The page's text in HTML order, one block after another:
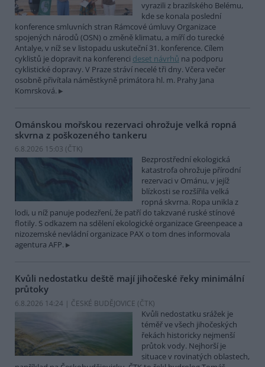
vyrazili z brazilského Belému,
kde se konala poslední
konference smluvních stran Rámcové úmluvy Organizace
spojených národů (OSN) o změně klimatu, a míří do turecké
Antalye, v níž se v listopadu uskuteční 31. konference. Cílem
cyklistů je dopravit na konferenci deset návrhů na podporu
cyklistické dopravy. V Praze stráví necelé tři dny. Včera večer
osobně přivítala náměstkyně primátora hl. m. Prahy Jana
Komrsková.
Ománskou mořskou rezervaci ohrožuje velká ropná
skvrna z poškozeného tankeru
6.8.2026 15:03 (ČTK)
Bezprostřední ekologická
katastrofa ohrožuje přírodní
rezervaci v Ománu, v jejíž
blízkosti se rozšířila velká
ropná skvrna. Ropa unikla z
lodi, u níž panuje podezření, že patří do takzvané ruské stínové
flotily. S odkazem na sdělení ekologické organizace Greenpeace a
nizozemské nevládní organizace PAX o tom dnes informovala
agentura AFP.
Kvůli nedostatku deště mají jihočeské řeky minimální
průtoky
6.8.2026 14:24 | ČESKÉ BUDĚJOVICE (ČTK)
Kvůli nedostatku srážek je
téměř ve všech jihočeských
řekách historicky nejmenší
průtok vody. Nejhorší je
situace v rovinatých oblastech,